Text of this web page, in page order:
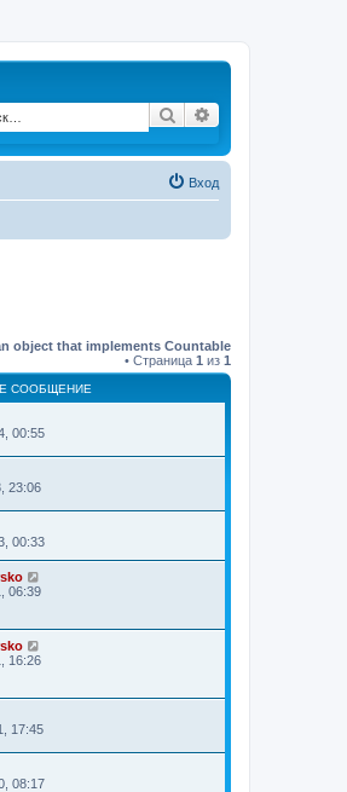
Поиск
Вход
object that implements Countable
• Страница 1 из 1
СООБЩЕНИЕ
00:55
23:06
00:33
06:39
16:26
17:45
08:17